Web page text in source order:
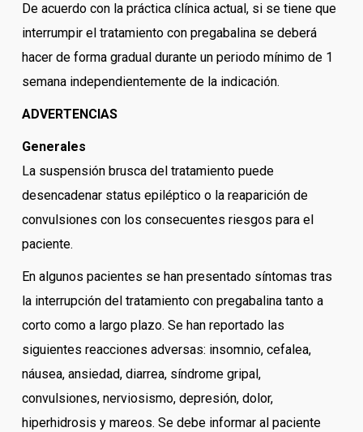
De acuerdo con la práctica clínica actual, si se tiene que
interrumpir el tratamiento con pregabalina se deberá
hacer de forma gradual durante un periodo mínimo de 1
semana independientemente de la indicación.
ADVERTENCIAS
Generales
La suspensión brusca del tratamiento puede
desencadenar status epiléptico o la reaparición de
convulsiones con los consecuentes riesgos para el
paciente.
En algunos pacientes se han presentado síntomas tras
la interrupción del tratamiento con pregabalina tanto a
corto como a largo plazo. Se han reportado las
siguientes reacciones adversas: insomnio, cefalea,
náusea, ansiedad, diarrea, síndrome gripal,
convulsiones, nerviosismo, depresión, dolor,
hiperhidrosis y mareos. Se debe informar al paciente